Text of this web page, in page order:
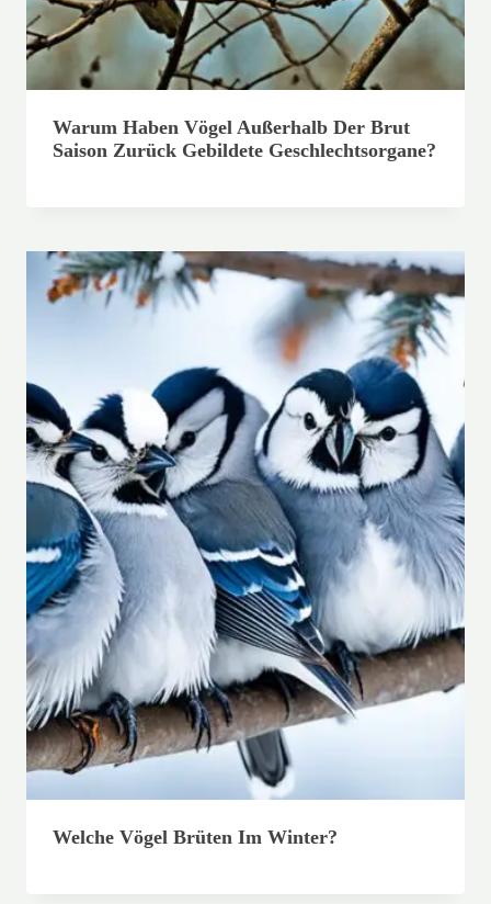
Warum Haben Vögel Außerhalb Der Brut
Saison Zurück Gebildete Geschlechtsorgane?
Welche Vögel Brüten Im Winter?